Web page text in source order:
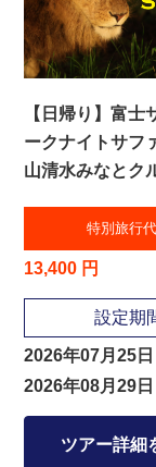
【日帰り】富士
ークナイトサフ
山清水みなとク
特別旅行
13,400 円
設定期
2026年07月25
2026年08月29日
ツアー詳細